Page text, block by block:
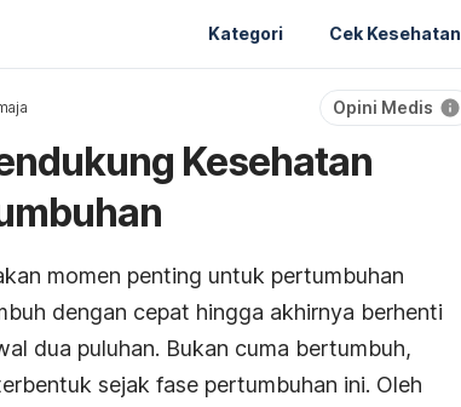
Kategori Cek Kesehatan
Opini Medis
Kesehatan
momen penting untuk pertumbuhan
dengan cepat hingga akhirnya berhenti
dua puluhan. Bukan cuma bertumbuh,
sejak fase pertumbuhan ini. Oleh